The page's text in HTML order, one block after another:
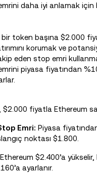
daha iyi anlamak için
bir token başına $2.000
korumak ve
eden stop emri
piyasa fiyatından
$2.000 fiyatla Ethereum
Emri: Piyasa
noktası $1.800.
Ethereum $2.400’a
ayarlanır.